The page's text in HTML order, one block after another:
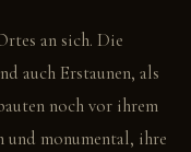
an sich. Die
auch Erstaunen, als
noch vor ihrem
und monumental, ihre